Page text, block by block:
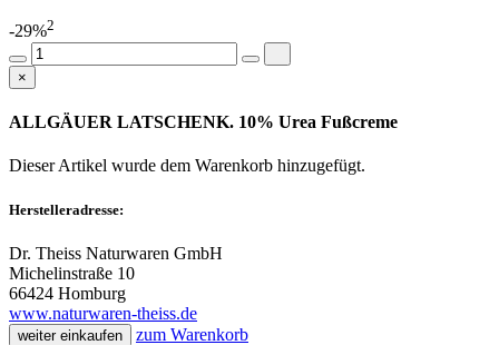
-29%2
×
ALLGÄUER LATSCHENK. 10% Urea Fußcreme
Dieser Artikel wurde dem Warenkorb hinzugefügt.
Herstelleradresse:
Dr. Theiss Naturwaren GmbH
Michelinstraße 10
66424 Homburg
www.naturwaren-theiss.de
weiter einkaufen zum Warenkorb